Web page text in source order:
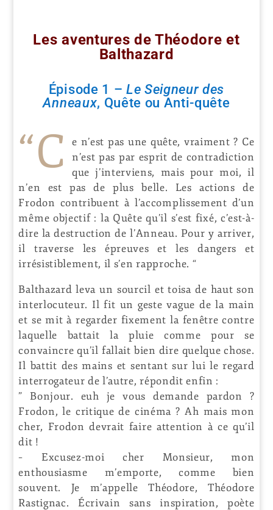
Les aventures de Théodore et
Balthazard
Épisode 1 – Le Seigneur des
Anneaux, Quête ou Anti-quête
“C
e n’est pas une quête, vraiment ? Ce
n’est pas par esprit de contradiction
que j’interviens, mais pour moi, il
n’en est pas de plus belle. Les actions de
Frodon contribuent à l’accomplissement d’un
même objectif : la Quête qu’il s’est fixé, c’est-à-
dire la destruction de l’Anneau. Pour y arriver,
il traverse les épreuves et les dangers et
irrésistiblement, il s’en rapproche. “
Balthazard leva un sourcil et toisa de haut son
interlocuteur. Il fit un geste vague de la main
et se mit à regarder fixement la fenêtre contre
laquelle battait la pluie comme pour se
convaincre qu’il fallait bien dire quelque chose.
Il battit des mains et sentant sur lui le regard
interrogateur de l’autre, répondit enfin :
” Bonjour. euh je vous demande pardon ?
Frodon, le critique de cinéma ? Ah mais mon
cher, Frodon devrait faire attention à ce qu’il
dit !
– Excusez-moi cher Monsieur, mon
enthousiasme m’emporte, comme bien
souvent. Je m’appelle Théodore, Théodore
Rastignac. Écrivain sans inspiration, poète